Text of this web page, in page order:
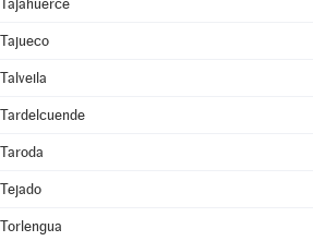
Tajahuerce
Tajueco
Talveila
Tardelcuende
Taroda
Tejado
Torlengua